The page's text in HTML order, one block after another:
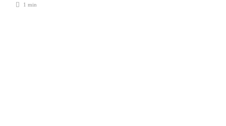
1 min